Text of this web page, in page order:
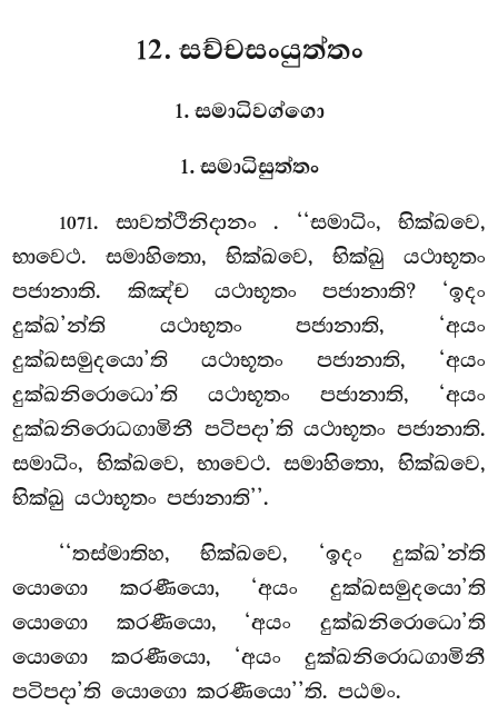
12. සච්චසංයුත්තං
1. සමාධිවග්ගො
1. සමාධිසුත්තං
1071. සාවත්ථිනිදානං. ‘‘සමාධිං, භික්ඛවෙ,
භාවෙථ. සමාහිතො, භික්ඛවෙ, භික්ඛු යථාභූතං
පජානාති. කිඤ්ච යථාභූතං පජානාති? ‘ඉදං
දුක්ඛ’න්ති යථාභූතං පජානාති, ‘අයං
දුක්ඛසමුදයො’ති යථාභූතං පජානාති, ‘අයං
දුක්ඛනිරොධො’ති යථාභූතං පජානාති, ‘අයං
දුක්ඛනිරොධගාමිනී පටිපදා’ති යථාභූතං පජානාති.
සමාධිං, භික්ඛවෙ, භාවෙථ. සමාහිතො, භික්ඛවෙ,
භික්ඛු යථාභූතං පජානාති’’.
‘‘තස්මාතිහ, භික්ඛවෙ, ‘ඉදං දුක්ඛ’න්ති
යොගො කරණීයො, ‘අයං දුක්ඛසමුදයො’ති
යොගො කරණීයො, ‘අයං දුක්ඛනිරොධො’ති
යොගො කරණීයො, ‘අයං දුක්ඛනිරොධගාමිනී
පටිපදා’ති යොගො කරණීයො’’ති. පඨමං.